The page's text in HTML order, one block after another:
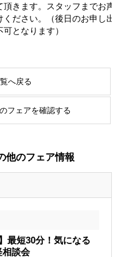
頂きます。スタッフまでお声
ください。（後日のお申し出
可となります）
へ戻る
フェアを確認する
他のフェア情報
最短30分！気になる
相談会